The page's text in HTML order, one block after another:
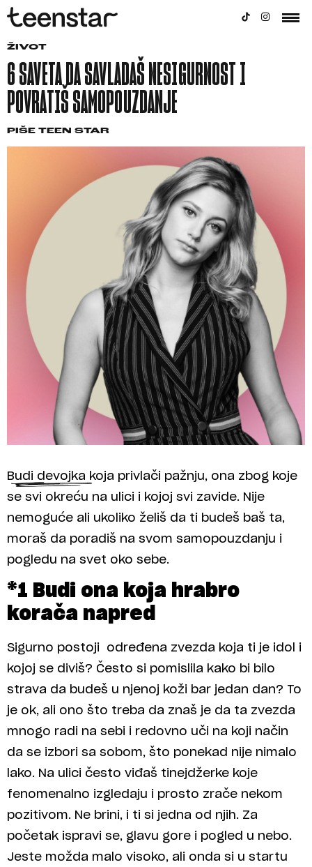
ŽIVOT
6 SAVETA DA SAVLADAŠ NESIGURNOST I
POVRATIŠ SAMOPOUZDANJE
PIŠE TEEN STAR
Budi devojka koja privlači pažnju, ona zbog koje
se svi okreću na ulici i kojoj svi zavide. Nije
nemoguće ali ukoliko želiš da ti budeš baš ta,
moraš da poradiš na svom samopouzdanju i
pogledu na svet oko sebe.
*1 Budi ona koja hrabro
korača napred
Sigurno postoji određena zvezda koja ti je idol i
kojoj se diviš? Često si pomislila kako bi bilo
strava da budeš u njenoj koži bar jedan dan? To
je ok, ali ono što treba da znaš je da ta zvezda
mnogo radi na sebi i redovno uči na koji način
da se izbori sa sobom, što ponekad nije nimalo
lako. Na ulici često viđaš tinejdžerke koje
fenomenalno izgledaju i prosto zrače nekom
pozitivom. Ne brini, i ti si jedna od njih. Za
početak ispravi se, glavu gore i pogled u nebo.
Jeste možda malo visoko, ali onda si u startu